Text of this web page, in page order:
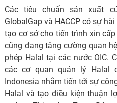
Các tiêu chuẩn sản xuất
GlobalGap và HACCP có sự
tạo cơ sở cho tiến trình xin
cũng đang tăng cường quan
phép Halal tại các nước OIC.
các cơ quan quản lý Halal
Indonesia nhằm tiến tới sự
Halal và tạo điều kiện thuận